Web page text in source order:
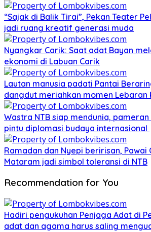
“Sajak di Balik Tirai”, Pekan Teater
jadi ruang kreatif generasi muda
Nyangkar Carik: Saat adat Bayan
ekonomi di Labuan Carik
Lautan manusia padati Pantai
dangdut meriahkan momen Lebaran
Wastra NTB siap mendunia,
pintu diplomasi budaya internasional
Ramadan dan Nyepi beririsan, Pawai
Mataram jadi simbol toleransi di NTB
Recommendation for You
Hadiri pengukuhan Penjaga Adat di
adat dan agama harus saling